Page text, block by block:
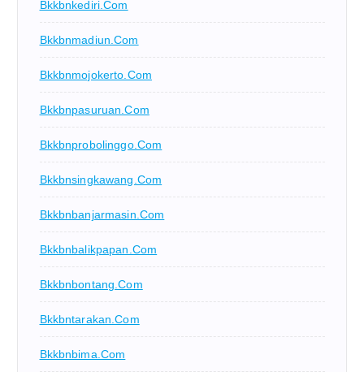
Bkkbnkediri.com
Bkkbnmadiun.com
Bkkbnmojokerto.com
Bkkbnpasuruan.com
Bkkbnprobolinggo.com
Bkkbnsingkawang.com
Bkkbnbanjarmasin.com
Bkkbnbalikpapan.com
Bkkbnbontang.com
Bkkbntarakan.com
Bkkbnbima.com